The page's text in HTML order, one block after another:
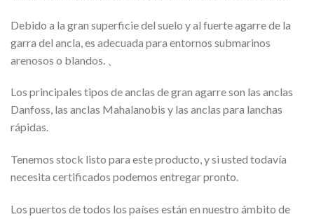
Debido a la gran superficie del suelo y al fuerte agarre de la
garra del ancla, es adecuada para entornos submarinos
arenosos o blandos. 、
Los principales tipos de anclas de gran agarre son las anclas
Danfoss, las anclas Mahalanobis y las anclas para lanchas
rápidas.
Tenemos stock listo para este producto, y si usted todavía
necesita certificados podemos entregar pronto.
Los puertos de todos los países están en nuestro ámbito de